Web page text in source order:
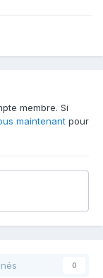
membre. Si
maintenant pour
0